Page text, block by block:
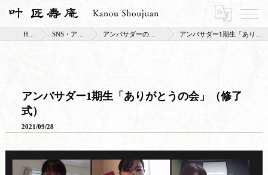
HOME SNS・アンバサダー アンバサダーのみなさまの活動報告 アンバサダー1期生「ありがとうの会」（修了式）
アンバサダー1期生「ありがとうの会」（修了
式）
2021/09/28